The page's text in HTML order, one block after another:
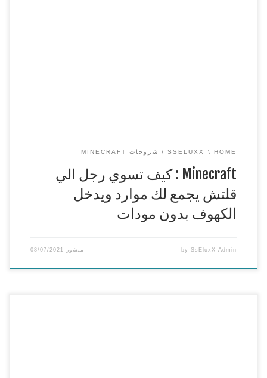
HOME
SSELUXX شروحات MINECRAFT
Minecraft : كيف تسوي رجل الي
قلتش يجمع لك موارد ويدخل
الكهوف بدون مودات
bySsEluxX-Admin منشور 08/07/2021